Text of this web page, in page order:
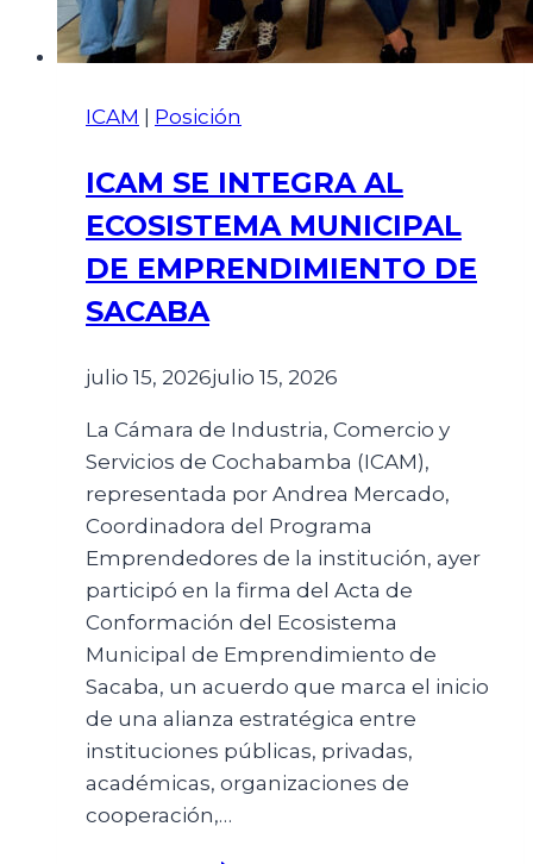
ICAM | Posición
ICAM SE INTEGRA AL
ECOSISTEMA MUNICIPAL
DE EMPRENDIMIENTO DE
SACABA
julio 15, 2026julio 15, 2026
La Cámara de Industria, Comercio y
Servicios de Cochabamba (ICAM),
representada por Andrea Mercado,
Coordinadora del Programa
Emprendedores de la institución, ayer
participó en la firma del Acta de
Conformación del Ecosistema
Municipal de Emprendimiento de
Sacaba, un acuerdo que marca el inicio
de una alianza estratégica entre
instituciones públicas, privadas,
académicas, organizaciones de
cooperación,…